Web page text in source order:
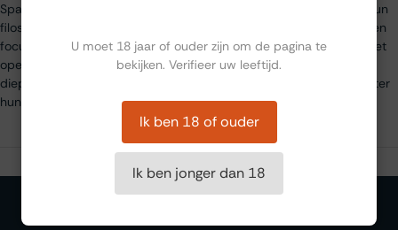
Spaanse wijncultuur. Duurzaamheid speelt een belangrijke rol in hun
filosofie: van het minimaliseren van de impact op het milieu tot een
focus op biologische wijnbouw. Het huis verwelkomt bezoekers met
open armen en biedt rondleidingen en proeverijen aan die een
diepgaand inzicht geven in de rijke geschiedenis en expertise achter
hun wijnen.
U moet 18 jaar of ouder zijn om de pagina te
bekijken. Verifieer uw leeftijd.
Ik ben 18 of ouder
Ik ben jonger dan 18